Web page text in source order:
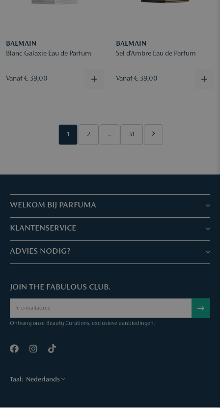
BALMAIN
Blanc Galaxie Eau de Parfum
Vanaf € 39,00
BALMAIN
Sel d'Ambre Eau de Parfum
Vanaf € 39,00
1 2 ... 31
WELKOM BIJ PARFUMA
Winkels & Services
Reserveer je afspraak
Over Parfuma
Vacatures
KLANTENSERVICE
Klantenservice & Veelgestelde vragen
Parfuma geschenkbon
Sample Service
ADVIES NODIG?
Mail ons
Bel ons
JOIN THE FABULOUS CLUB.
Ontvang onze Beauty Curations, exclusieve aanbiedingen.
Taal: Nederlands